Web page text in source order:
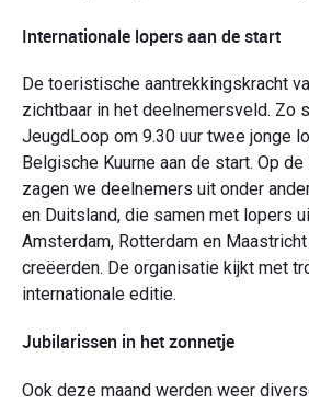
Internationale lopers aan de start
De toeristische aantrekkingskracht
zichtbaar in het deelnemersveld. Zo
JeugdLoop om 9.30 uur twee jonge
Belgische Kuurne aan de start. Op
zagen we deelnemers uit onder
en Duitsland, die samen met lopers
Amsterdam, Rotterdam en
creëerden. De organisatie kijkt met
internationale editie.
Jubilarissen in het zonnetje
Ook deze maand werden weer